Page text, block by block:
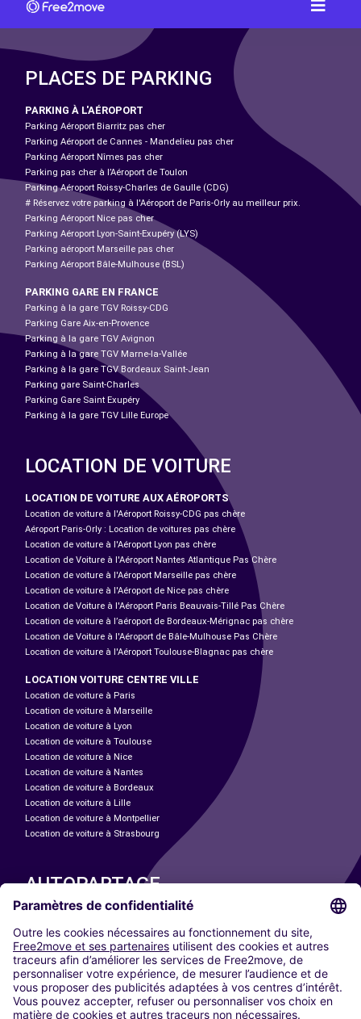
PLACES DE PARKING
PARKING À L'AÉROPORT
Parking Aéroport Biarritz pas cher
Parking Aéroport de Cannes - Mandelieu pas cher
Parking Aéroport Nîmes pas cher
Parking pas cher à l’Aéroport de Toulon
Parking Aéroport Roissy-Charles de Gaulle (CDG)
# Réservez votre parking à l'Aéroport de Paris-Orly au meilleur prix.
Parking Aéroport Nice pas cher
Parking Aéroport Lyon-Saint-Exupéry (LYS)
Parking aéroport Marseille pas cher
Parking Aéroport Bâle-Mulhouse (BSL)
PARKING GARE EN FRANCE
Parking à la gare TGV Roissy-CDG
Parking Gare Aix-en-Provence
Parking à la gare TGV Avignon
Parking à la gare TGV Marne-la-Vallée
Parking à la gare TGV Bordeaux Saint-Jean
Parking gare Saint-Charles
Parking Gare Saint Exupéry
Parking à la gare TGV Lille Europe
LOCATION DE VOITURE
LOCATION DE VOITURE AUX AÉROPORTS
Location de voiture à l'Aéroport Roissy-CDG pas chère
Aéroport Paris-Orly : Location de voitures pas chère
Location de voiture à l'Aéroport Lyon pas chère
Location de Voiture à l'Aéroport Nantes Atlantique Pas Chère
Location de voiture à l'Aéroport Marseille pas chère
Location de voiture à l'Aéroport de Nice pas chère
Location de Voiture à l'Aéroport Paris Beauvais-Tillé Pas Chère
Location de voiture à l’aéroport de Bordeaux-Mérignac pas chère
Location de Voiture à l'Aéroport de Bâle-Mulhouse Pas Chère
Location de voiture à l'Aéroport Toulouse-Blagnac pas chère
LOCATION VOITURE CENTRE VILLE
Location de voiture à Paris
Location de voiture à Marseille
Location de voiture à Lyon
Location de voiture à Toulouse
Location de voiture à Nice
Location de voiture à Nantes
Location de voiture à Bordeaux
Location de voiture à Lille
Location de voiture à Montpellier
Location de voiture à Strasbourg
AUTOPARTAGE
Paris
Madrid
Washington DC
Milan
Rome
Turin